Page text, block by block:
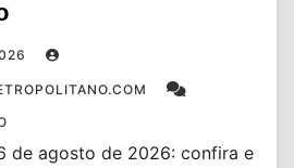
de agosto de 2026: confira e